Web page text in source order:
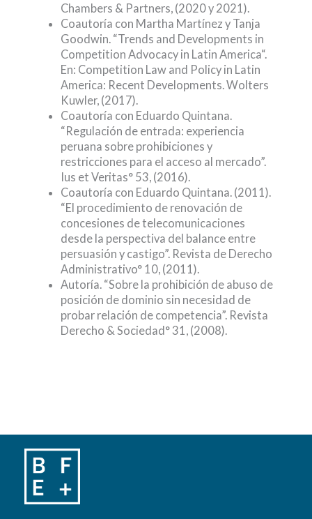
Chambers & Partners, (2020 y 2021).
Coautoría con Martha Martínez y Tanja
Goodwin. “Trends and Developments in
Competition Advocacy in Latin America“.
En: Competition Law and Policy in Latin
America: Recent Developments. Wolters
Kuwler, (2017).
Coautoría con Eduardo Quintana.
“Regulación de entrada: experiencia
peruana sobre prohibiciones y
restricciones para el acceso al mercado”.
Ius et Veritas° 53, (2016).
Coautoría con Eduardo Quintana. (2011).
“El procedimiento de renovación de
concesiones de telecomunicaciones
desde la perspectiva del balance entre
persuasión y castigo”. Revista de Derecho
Administrativo° 10, (2011).
Autoría. “Sobre la prohibición de abuso de
posición de dominio sin necesidad de
probar relación de competencia”. Revista
Derecho & Sociedad° 31, (2008).